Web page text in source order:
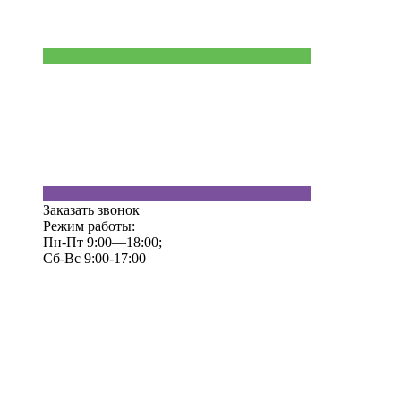
Заказать звонок
Режим работы:
Пн-Пт 9:00—18:00;
Сб-Вс 9:00-17:00